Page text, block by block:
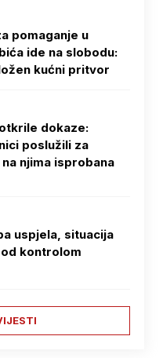
pomaganje u
ide na slobodu:
kućni pritvor
dokaze:
poslužili za
njima isprobana
uspjela, situacija
kontrolom